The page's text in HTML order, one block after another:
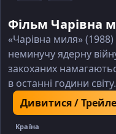
Фільм Чарівна
«Чарівна миля»
неминучу ядерну
закоханих
в останні години світу.
Дивитися /
Країна